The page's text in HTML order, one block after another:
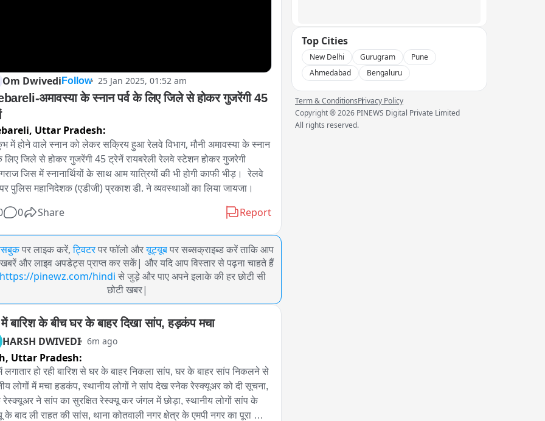
Om Dwivedi Follow 25 Jan 2025, 01:52 am
अमावस्या के स्नान पर्व के लिए जिले से होकर गुजरेंगी 45
Uttar Pradesh:
में होने वाले स्नान को लेकर सक्रिय हुआ रेलवे विभाग, मौनी अमावस्या के स्नान
लिए जिले से होकर गुजरेंगी 45 ट्रेनें रायबरेली रेलवे स्टेशन होकर गुजरेगी
जिस में स्नानार्थियों के साथ आम यात्रियों की भी होगी काफी भीड़।  रेलवे
पुलिस महानिदेशक (एडीजी) प्रकाश डी. ने व्यवस्थाओं का लिया जायजा।
0 Share Report
पर लाइक करें, ट्विटर पर फॉलो औरयूट्यूब पर सब्सक्राइब्ड करें ताकि आप
खबरें और लाइव अपडेट्स प्राप्त कर सकें| और यदि आप विस्तार से पढ़ना चाहते हैं
https://pinewz.com/hindi से जुड़े और पाए अपने इलाके की हर छोटी सी
छोटी खबर|
में बारिश के बीच घर के बाहर दिखा सांप, हड़कंप मचा
HARSH DWIVEDI 6m ago
Uttar Pradesh:
लगातार हो रही बारिश से घर के बाहर निकला सांप, घर के बाहर सांप निकलने से
लोगों में मचा हडकंप, स्थानीय लोगों ने सांप देख स्नेक रेस्क्यूअर को दी सूचना,
ने सांप का सुरक्षित रेस्क्यू कर जंगल में छोड़ा, स्थानीय लोगों सांप के
के बाद ली राहत की सांस, थाना कोतवाली नगर क्षेत्र के एमपी नगर का पूरा
Top Cities
New Delhi Gurugram
Pune
Ahmedabad
Bengaluru
Term & ConditionsPrivacy Policy
Copyright ®2026 PINEWS Digital Private Limited
All rights reserved.